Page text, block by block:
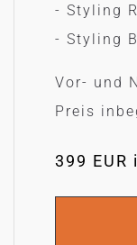
- Styling
- Styling
Vor- und
Preis
399